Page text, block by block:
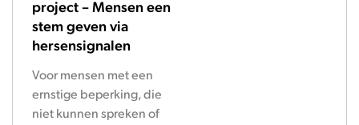
project – Mensen een
stem geven via
hersensignalen
Voor mensen met een
ernstige beperking, die
niet kunnen spreken of